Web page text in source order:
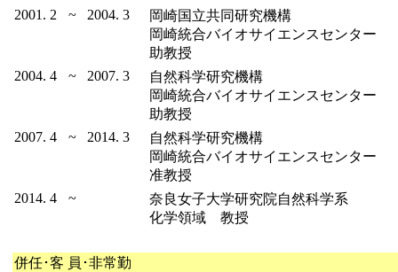
2001. 2
~ 2004. 3
岡崎国立共同研究機構
岡崎統合バイオサイエンスセンター
助教授
2004. 4
~ 2007. 3
自然科学研究機構
岡崎統合バイオサイエンスセンター
助教授
2007. 4
~ 2014. 3
自然科学研究機構
岡崎統合バイオサイエンスセンター
准教授
2014. 4
~
奈良女子大学研究院自然科学系
化学領域 教授
併任･客 員･非常勤